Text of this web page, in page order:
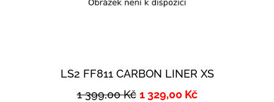
LS2 FF811 CARBON LINER XS
1 399,00Kč 1 329,00 Kč